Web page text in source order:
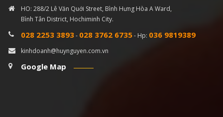
HO: 288/2 Lê Văn Quới Street, Bình Hưng Hòa A Ward,
Bình Tân District, Hochiminh City.
028 2253 3893- 028 3762 6735- Hp: 036 9819389
kinhdoanh@huynguyen.com.vn
Google Map